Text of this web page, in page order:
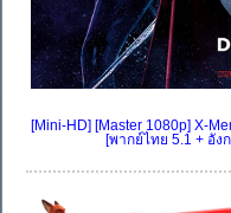
[Mini-HD] [Master 1080p] X-
[พากย์ไทย 5.1 + อัง